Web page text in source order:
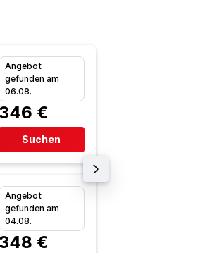
Angebot
gefunden am
06.08.
346 €
Suchen
Angebot
gefunden am
04.08.
348 €